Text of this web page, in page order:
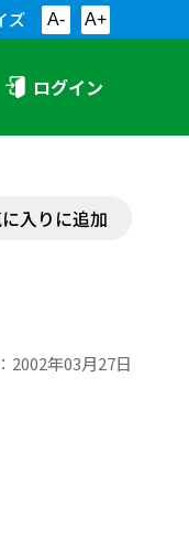
ズ A- A+
ログイン
入りに追加
2002年03月27日